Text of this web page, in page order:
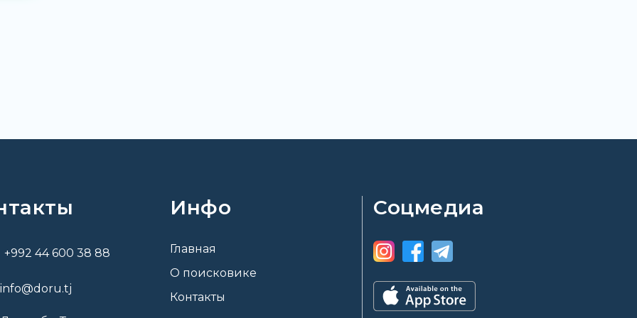
+992 44 600 38 88
info@doru.tj
Инфо
Главная
О поисковике
Контакты
Соцмедиа